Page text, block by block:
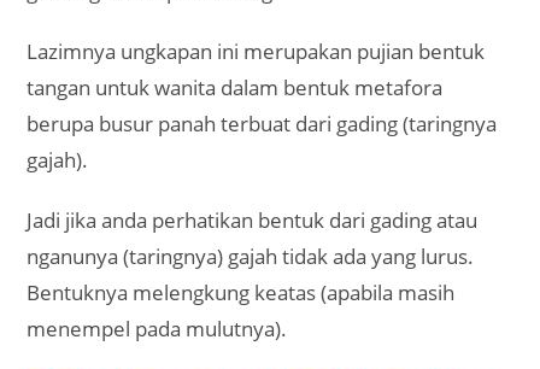
Lazimnya ungkapan ini merupakan pujian bentuk
tangan untuk wanita dalam bentuk metafora
berupa busur panah terbuat dari gading (taringnya
gajah).
Jadi jika anda perhatikan bentuk dari gading atau
nganunya (taringnya) gajah tidak ada yang lurus.
Bentuknya melengkung keatas (apabila masih
menempel pada mulutnya).